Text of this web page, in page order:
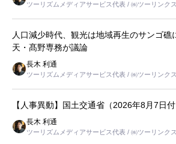
ツーリズムメディアサービス代表 / ㈱ツーリンク
人口減少時代、観光は地域再生のサンゴ
天・髙野専務が議論
長木 利通
ツーリズムメディアサービス代表 / ㈱ツーリンク
【人事異動】国土交通省（2026年8月7日
長木 利通
ツーリズムメディアサービス代表 / ㈱ツーリンク